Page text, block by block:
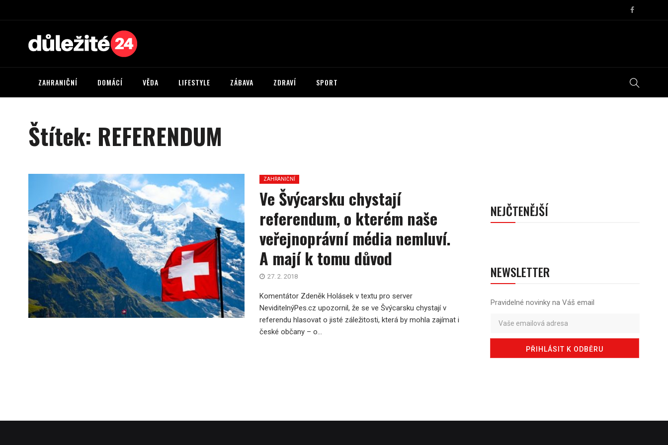
ZAHRANIČNÍ DOMÁCÍ VĚDA LIFESTYLE ZÁBAVA ZDRAVÍ SPORT
Štítek: REFERENDUM
ZAHRANIČNÍ
Ve Švýcarsku chystají
referendum, o kterém naše
veřejnoprávní média nemluví.
A mají k tomu důvod
27. 2. 2018
Komentátor Zdeněk Holásek v textu pro server
NeviditelnýPes.cz upozornil, že se ve Švýcarsku chystají v
referendu hlasovat o jisté záležitosti, která by mohla zajímat i
české občany – o...
NEJČTENĚJŠÍ
NEWSLETTER
Pravidelné novinky na Váš email